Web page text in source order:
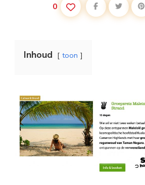
0
Inhoud toon